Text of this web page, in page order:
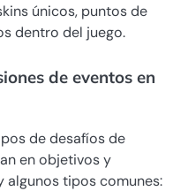
únicos, puntos de
dentro del juego.
de eventos en
de desafíos de
en objetivos y
algunos tipos comunes: